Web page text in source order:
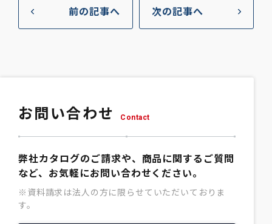
前の記事へ 次の記事へ
お問い合わせ Contact
弊社カタログのご請求や、商品に関するご質問
など、お気軽にお問い合わせください。
※資料請求は法人の方に限らせていただいておりま
す。